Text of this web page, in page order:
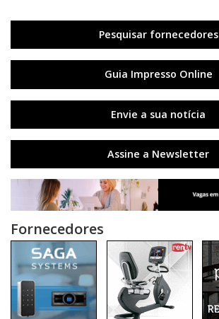
Pesquisar fornecedores
Guia Impresso Online
Envie a sua notícia
Assine a Newsletter
Fornecedores